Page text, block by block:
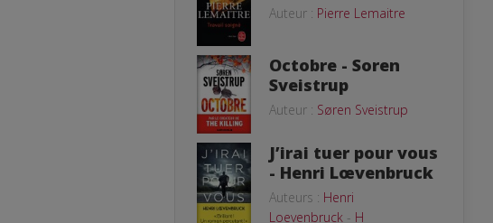
Auteur : Pierre Lemaitre
Octobre - Soren
Sveistrup
Auteur : Søren Sveistrup
J’irai tuer pour vous
- Henri Lœvenbruck
Auteurs : Henri
Loevenbruck - H